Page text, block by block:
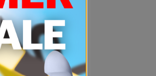
입니다.